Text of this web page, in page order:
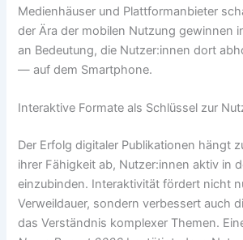
Medienhäuser und Plattformanbieter
der Ära der mobilen Nutzung gewinnen
an Bedeutung, die Nutzer:innen dort
— auf dem Smartphone.
Interaktive Formate als Schlüssel zur
Der Erfolg digitaler Publikationen hängt
ihrer Fähigkeit ab, Nutzer:innen aktiv in
einzubinden. Interaktivität fördert nicht
Verweildauer, sondern verbessert auch
das Verständnis komplexer Themen.